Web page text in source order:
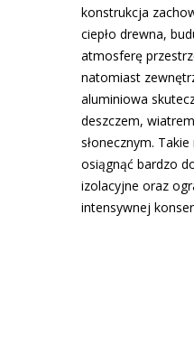
konstrukcja
ciepło drewna,
atmosferę
natomiast
aluminiowa
deszczem,
słonecznym.
osiągnąć bardzo
izolacyjne oraz
intensywnej